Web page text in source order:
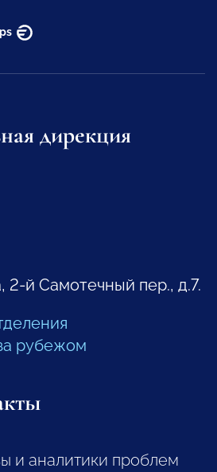
дирекция
2-й Самотечный пер., д.7.
рубежом
и аналитики проблем